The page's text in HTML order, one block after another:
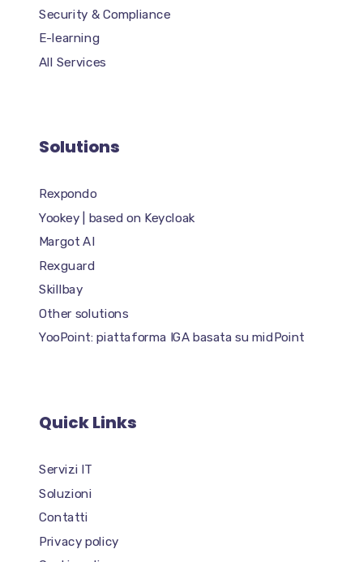
Security & Compliance
E-learning
All Services
Solutions
Rexpondo
Yookey | based on Keycloak
Margot AI
Rexguard
Skillbay
Other solutions
YooPoint: piattaforma IGA basata su midPoint
Quick Links
Servizi IT
Soluzioni
Contatti
Privacy policy